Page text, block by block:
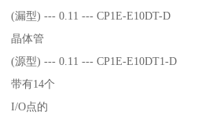
(漏型) --- 0.11 --- CP1E-E10DT-D
晶体管
(源型) --- 0.11 --- CP1E-E10DT1-D
带有14个
I/O点的